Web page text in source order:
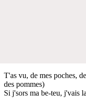
T'as vu, de mes poches,
des pommes)
Si j'sors ma be-teu, j'vais